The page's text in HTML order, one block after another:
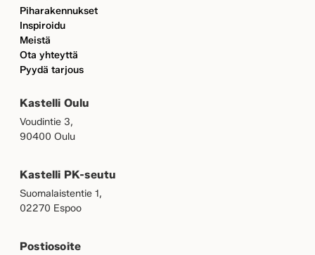
Piharakennukset
Inspiroidu
Meistä
Ota yhteyttä
Pyydä tarjous
Kastelli Oulu
Voudintie 3,
90400 Oulu
Kastelli PK-seutu
Suomalaistentie 1,
02270 Espoo
Postiosoite